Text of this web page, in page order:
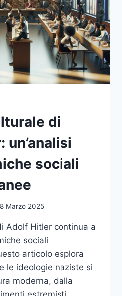
di
sociali
Marzo 2025
Adolf Hitler continua a
sociali
articolo esplora
le ideologie naziste si
moderna, dalla